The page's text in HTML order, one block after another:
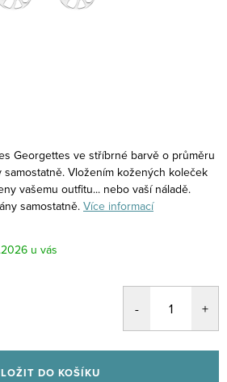
Georgettes ve stříbrné barvě o průměru
Vložením kožených koleček
vašemu outfitu... nebo vaší náladě.
samostatně. Více informací
DO KOŠÍKU